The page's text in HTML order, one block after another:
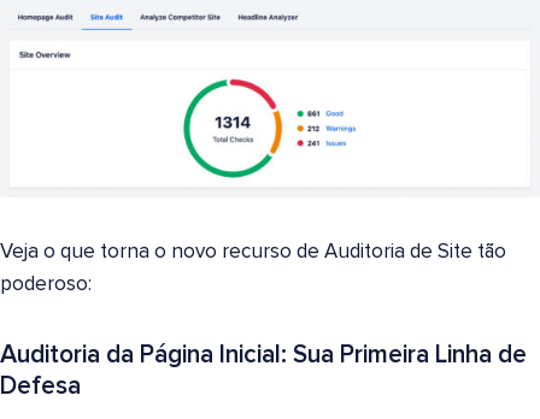
Veja o que torna o novo recurso de Auditoria de Site tão
poderoso:
Auditoria da Página Inicial: Sua Primeira Linha de
Defesa